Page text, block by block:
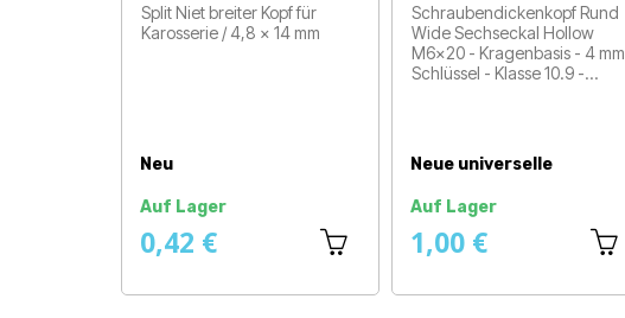
Split Niet breiter Kopf für
Karosserie / 4,8 x 14 mm
Neu
Auf Lager
0,42 €
Schraubendickenkopf Rund
Wide Sechseckal Hollow
M6x20 - Kragenbasis - 4 mm
Schlüssel - Klasse 10.9 -…
Neue universelle
Auf Lager
1,00 €